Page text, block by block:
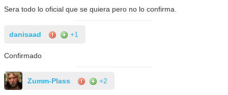
Sera todo lo oficial que se quiera pero no lo confirma.
danisaad +1
Confirmado
Zumm-Plass +2